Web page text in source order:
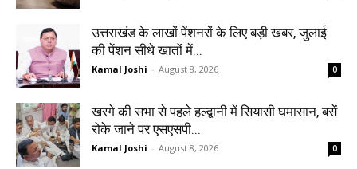
उत्तराखंड के लाखों पेंशनरों के लिए बड़ी खबर, जुलाई
की पेंशन सीधे खातों में...
Kamal Joshi - August 8, 2026 0
खरगे की सभा से पहले हल्द्वानी में सियासी घमासान, बसें
रोके जाने पर एसएसपी...
Kamal Joshi - August 8, 2026 0